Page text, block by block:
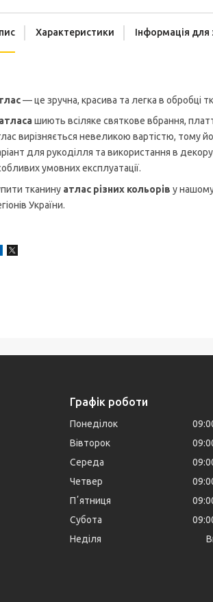
Характеристики Інформація
— це зручна, красива та легка в обробці
атласа шиють всіляке святкове вбрання,
вирізняється невеликою вартістю, тому
для рукоділля та використання в
умовних експлуатації.
тканину атлас різних кольорів у
України.
Графік роботи
Понеділок
Вівторок
Середа
Четвер
Пʼятниця
Субота
Неділя